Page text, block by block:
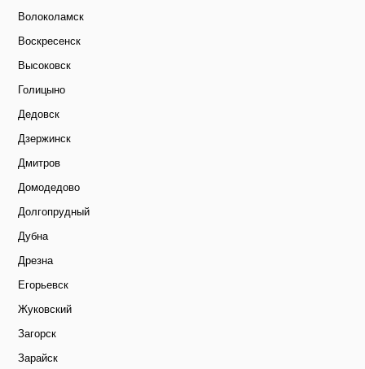
Волоколамск
Воскресенск
Высоковск
Голицыно
Дедовск
Дзержинск
Дмитров
Домодедово
Долгопрудный
Дубна
Дрезна
Егорьевск
Жуковский
Загорск
Зарайск